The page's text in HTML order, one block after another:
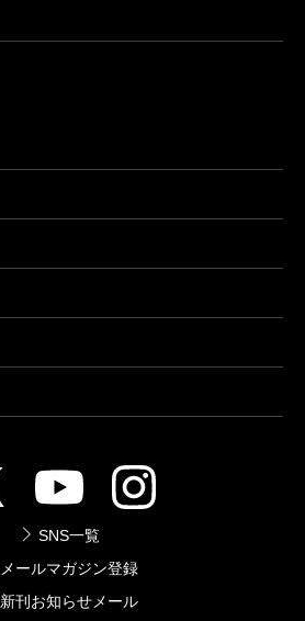
SNS一覧
メールマガジン登録
新刊お知らせメール